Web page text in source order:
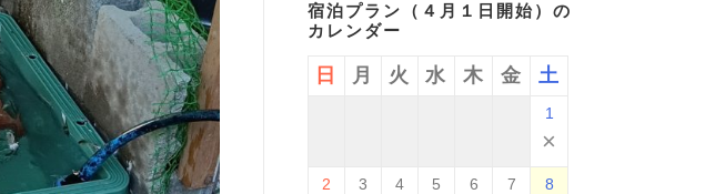
宿泊プラン（４月１日開始）の
カレンダー
日 月 火 水 木 金 土
1
×
2 3 4 5 6 7 8